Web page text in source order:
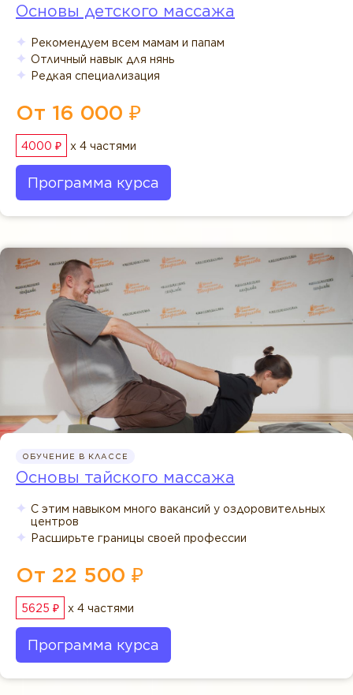
Основы детского массажа
Рекомендуем всем мамам и папам
Отличный навык для нянь
Редкая специализация
От 16 000 ₽
4000 ₽ x 4 частями
Программа курса
ОБУЧЕНИЕ В КЛАССЕ
Основы тайского массажа
С этим навыком много вакансий у оздоровительных
центров
Расширьте границы своей профессии
От 22 500 ₽
5625 ₽ x 4 частями
Программа курса